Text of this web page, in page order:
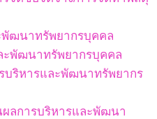
พัฒนาทรัพยากรบุคคล
ะพัฒนาทรัพยากรบุคคล
บริหารและพัฒนาทรัพยากร
ผลการบริหารและพัฒนา